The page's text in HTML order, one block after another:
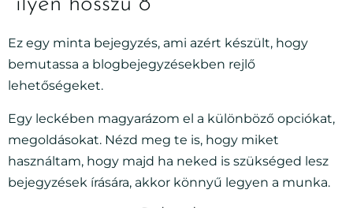
Ez egy minta bejegyzés, ami azért készült, hogy
bemutassa a blogbejegyzésekben rejlő
lehetőségeket.
Egy leckében magyarázom el a különböző opciókat,
megoldásokat. Nézd meg te is, hogy miket
használtam, hogy majd ha neked is szükséged lesz
bejegyzések írására, akkor könnyű legyen a munka.